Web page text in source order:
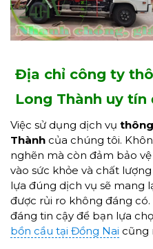
Địa chỉ công ty
Long Thành uy tín
Việc sử dụng dịch vụ
Thành của chúng tôi.
nghẽn mà còn đảm bảo
vào sức khỏe và chất
lựa đúng dịch vụ sẽ mang
được rủi ro không đáng
đáng tin cậy để bạn lựa
bồn cầu tại Đồng Nai cũng